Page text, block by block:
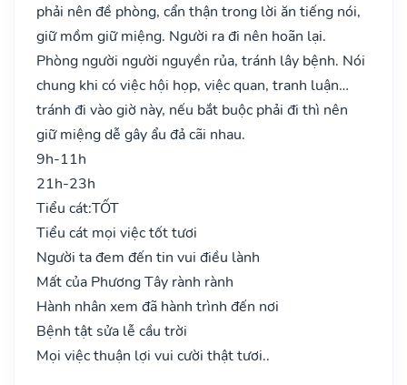
phải nên đề phòng, cẩn thận trong lời ăn tiếng nói,
giữ mồm giữ miệng. Người ra đi nên hoãn lại.
Phòng người người nguyền rủa, tránh lây bệnh. Nói
chung khi có việc hội họp, việc quan, tranh luận…
tránh đi vào giờ này, nếu bắt buộc phải đi thì nên
giữ miệng dễ gây ẩu đả cãi nhau.
9h-11h
21h-23h
Tiểu cát:TỐT
Tiểu cát mọi việc tốt tươi
Người ta đem đến tin vui điều lành
Mất của Phương Tây rành rành
Hành nhân xem đã hành trình đến nơi
Bệnh tật sửa lễ cầu trời
Mọi việc thuận lợi vui cười thật tươi..